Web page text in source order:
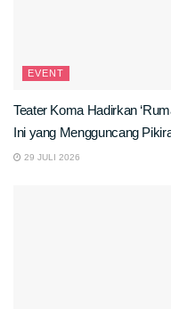
EVENT
Teater Koma Hadirkan
Ini yang Mengguncang
29 JULI 2026